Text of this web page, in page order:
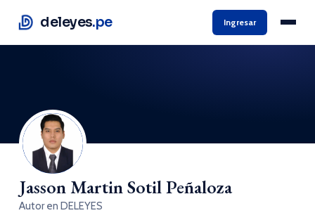
deleyes.pe Ingresar
Jasson Martin Sotil Peñaloza
Autor en DELEYES